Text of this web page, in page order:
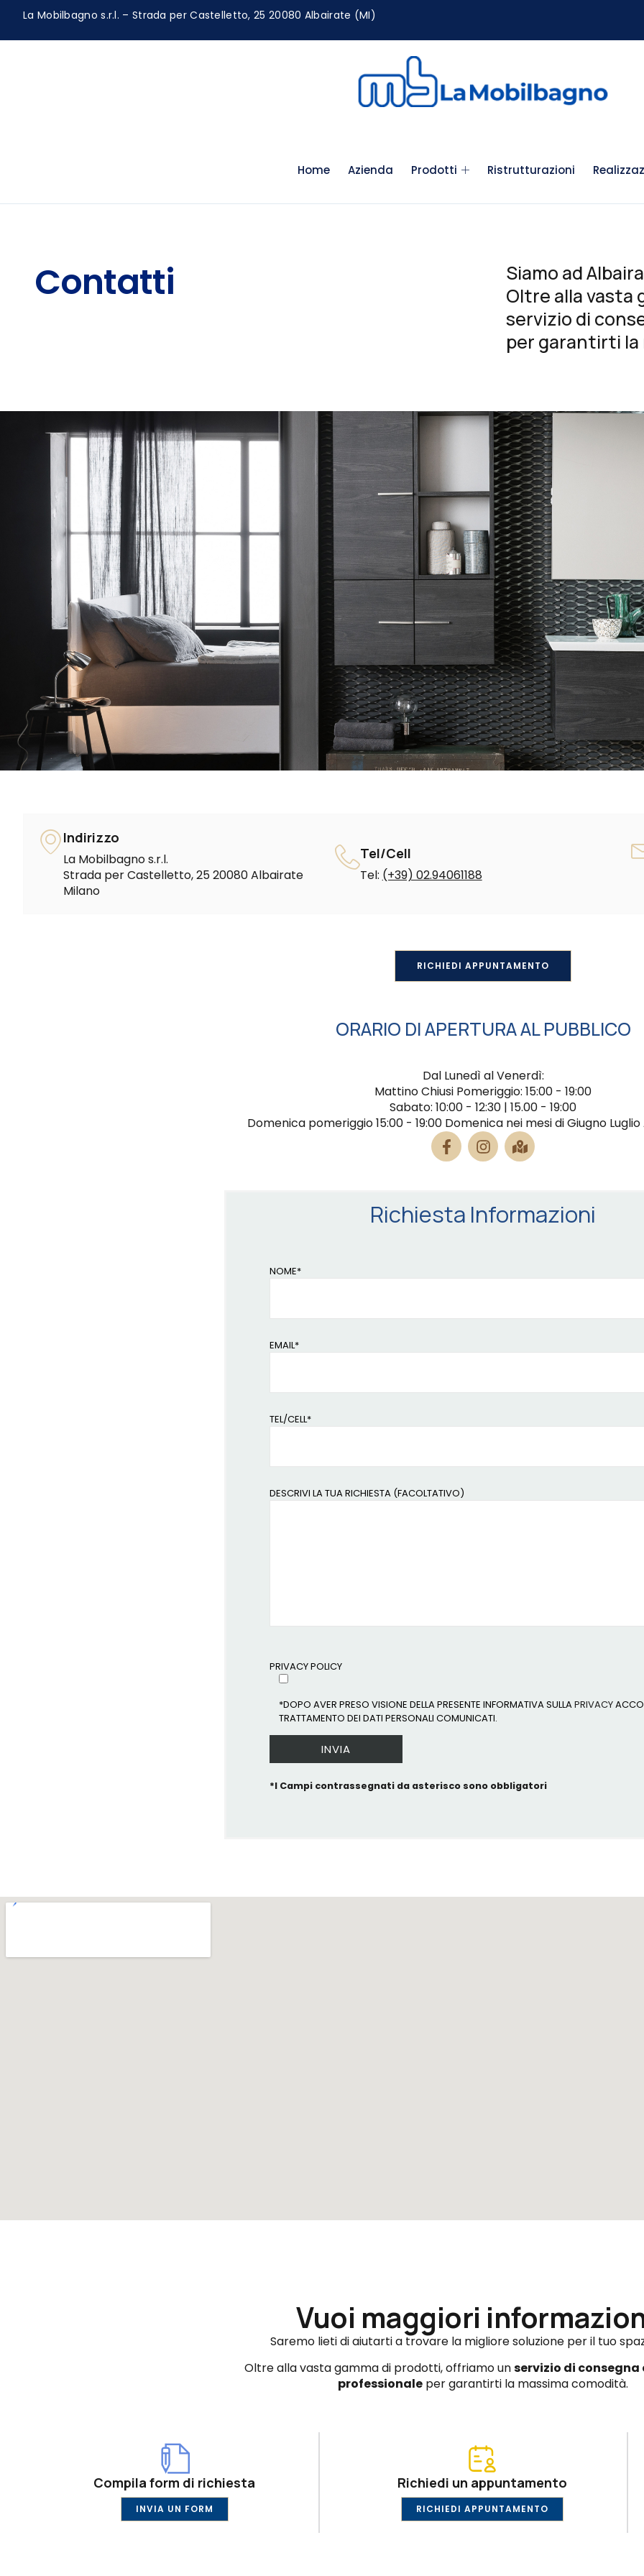
La Mobilbagno s.r.l. – Strada per Castelletto, 25 20080 Albairate (MI)
Home Azienda Prodotti Ristrutturazioni
Contatti
Siamo ad
Oltre alla vasta
servizio di
per garantirti la
Indirizzo
La Mobilbagno s.r.l.
Strada per Castelletto, 25 20080 Albairate
Milano
Tel/Cell
Tel: (+39) 02.94061188
RICHIEDI APPUNTAMENTO
ORARIO DI APERTURA AL PUBBLICO
Dal Lunedì al Venerdì:
Mattino Chiusi Pomeriggio: 15:00 - 19:00
Sabato: 10:00 - 12:30 | 15.00 - 19:00
Domenica pomeriggio 15:00 - 19:00 Domenica nei mesi di Giugno
Richiesta Informazioni
NOME*
EMAIL*
TEL/CELL*
DESCRIVI LA TUA RICHIESTA (FACOLTATIVO)
PRIVACY POLICY
*DOPO AVER PRESO VISIONE DELLA PRESENTE INFORMATIVA SULLAPRIVACY
TRATTAMENTO DEI DATI PERSONALI COMUNICATI.
*I Campi contrassegnati da asterisco sono obbligatori
Vuoi maggiori
Saremo lieti di aiutarti a trovare la migliore soluzione per il tuo
Oltre alla vasta gamma di prodotti, offriamo unservizio di
professionale per garantirti la massima comodità.
Compila form di richiesta
INVIA UN FORM
Richiedi un appuntamento
RICHIEDI APPUNTAMENTO